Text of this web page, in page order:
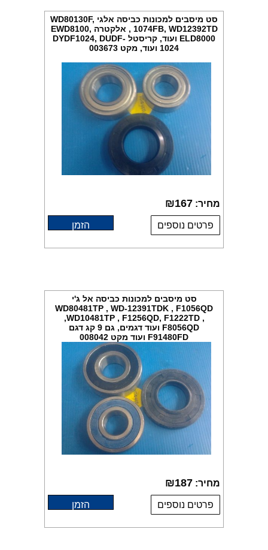
סט מיסבים למכונות כביסה אלגי WD80130F,
1074FB, WD12392TD , אלקטרה EWD8100,
ELD8000 ועוד, קריסטל DYDF1024, DUDF-
1024 ועוד, מקט 003673
מחיר: ₪167
פרטים נוספים הזמן
סט מיסבים למכונות כביסה אל ג'י
WD80481TP , WD-12391TDK , F1056QD
,WD10481TP , F1256QD, F1222TD ,
F8056QD ועוד דגמים, גם 9 קג דגם
F91480FD ועוד מקט 008042
מחיר: ₪187
פרטים נוספים הזמן